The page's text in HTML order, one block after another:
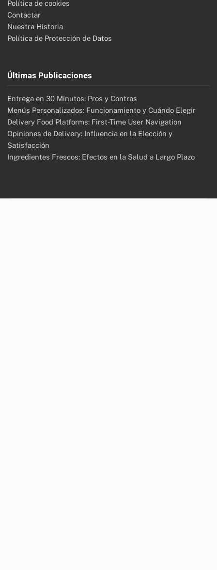
Política de cookies
Contactar
Nuestra Historia
Política de Protección de Datos
Últimas Publicaciones
Entrega en 30 Minutos: Pros y Contras
Menús Personalizados: Funcionamiento y Cuándo Elegir
Delivery Food Platforms: First-Time User Navigation
Opiniones de Delivery: Influencia en la Elección y
Satisfacción
Ingredientes Frescos: Efectos en la Salud a Largo Plazo